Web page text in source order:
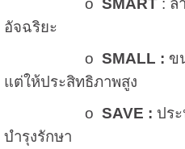
อัจฉริยะ
o SMALL : ข
แต่ให้ประสิทธิภาพสูง
o SAVE : ปร
บำรุงรักษา